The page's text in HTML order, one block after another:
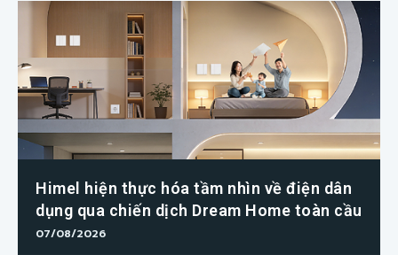
Himel hiện thực hóa tầm nhìn về điện dân
dụng qua chiến dịch Dream Home toàn cầu
07/08/2026